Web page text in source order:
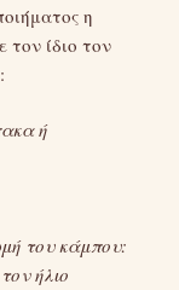
η
τον ίδιο τον
ή
του κάμπου:
ήλιο